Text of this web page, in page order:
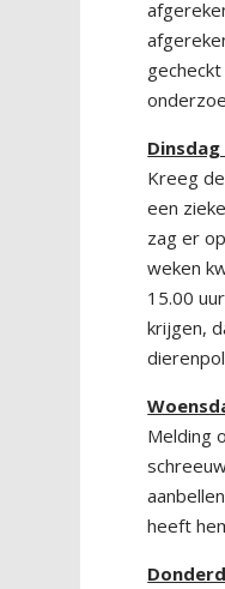
Kreeg
een
zag er
weken
15.00
krijgen,
Melding
heeft